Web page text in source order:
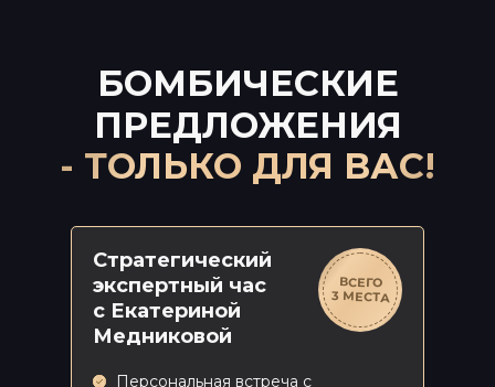
БОМБИЧЕСКИЕ
ПРЕДЛОЖЕНИЯ
- ТОЛЬКО ДЛЯ ВАС!
Персональная встреча с
ВСЕГО
3 МЕСТА
Стратегический
экспертный час
с Екатериной
Медниковой